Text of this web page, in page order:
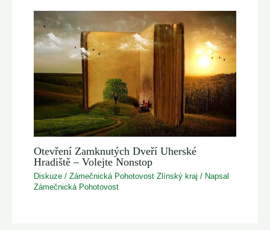
Otevření Zamknutých Dveří Uherské
Hradiště – Volejte Nonstop
Diskuze /Zámečnická Pohotovost Zlínský kraj / Napsal
Zámečnická Pohotovost